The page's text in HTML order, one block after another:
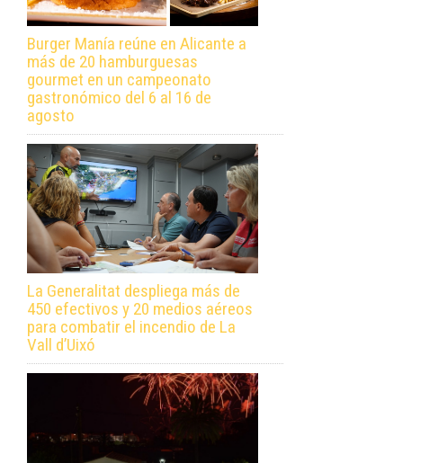
Burger Manía reúne en Alicante a
más de 20 hamburguesas
gourmet en un campeonato
gastronómico del 6 al 16 de
agosto
La Generalitat despliega más de
450 efectivos y 20 medios aéreos
para combatir el incendio de La
Vall d’Uixó